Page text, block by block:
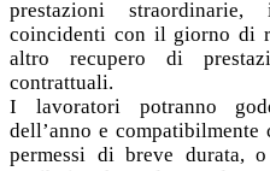
prestazioni
coincidenti con il giorno di
altro recupero di
contrattuali.
I lavoratori potranno
dell’anno e
permessi di breve durata,